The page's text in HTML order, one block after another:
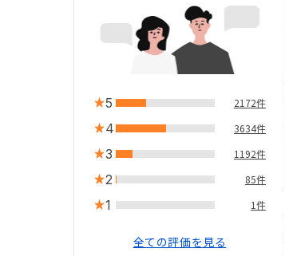
5 2172件
4 3634件
3 1192件
2 85件
1 1件
全ての評価を見る